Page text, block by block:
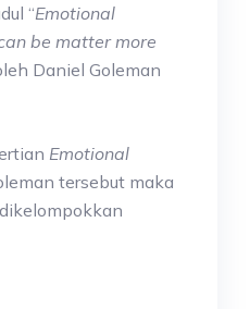
“Emotional
be matter more
Daniel Goleman
Emotional
tersebut maka